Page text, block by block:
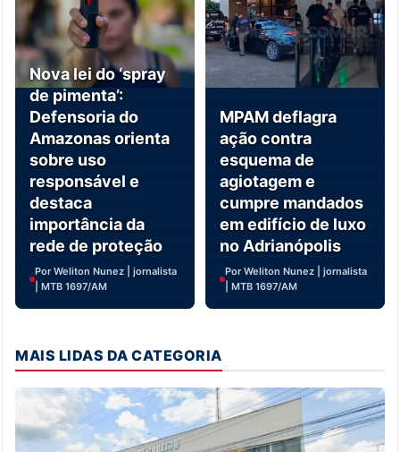
Nova lei do ‘spray
de pimenta’:
Defensoria do
Amazonas orienta
sobre uso
responsável e
destaca
importância da
rede de proteção
Por Weliton Nunez | jornalista
| MTB 1697/AM
MPAM deflagra
ação contra
esquema de
agiotagem e
cumpre mandados
em edifício de luxo
no Adrianópolis
Por Weliton Nunez | jornalista
| MTB 1697/AM
MAIS LIDAS DA CATEGORIA